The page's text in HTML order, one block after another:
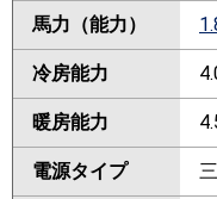
馬力（能力）
冷房能力
暖房能力
電源タイプ